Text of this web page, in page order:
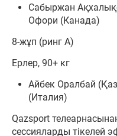
Сабыржан
Офори (Канада)
8-жұп (ринг А)
Ерлер, 90+ кг
Айбек Оралбай
(Италия)
Qazsport
сессияларды тікелей